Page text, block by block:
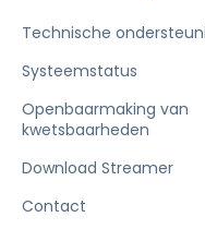
Technische
Systeemstatus
Openbaarmaking van
kwetsbaarheden
Download Streamer
Contact